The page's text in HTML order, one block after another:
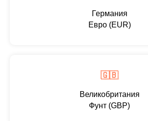
Германия
Евро (EUR)
🇬🇧
Великобритания
Фунт (GBP)